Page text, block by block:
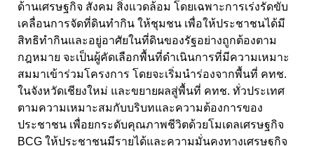
ด้านเศรษฐกิจ สังคม สิ่งแวดล้อม โดยเฉพาะการเร่งรัดขับ
เคลื่อนการจัดที่ดินทำกิน ให้ชุมชน เพื่อให้ประชาชนได้มี
สิทธิทำกินและอยู่อาศัยในที่ดินของรัฐอย่างถูกต้องตาม
กฎหมาย จะเป็นผู้คัดเลือกพื้นที่ดำเนินการที่มีความเหมาะ
สมมาเข้าร่วมโครงการ โดยจะเริ่มนำร่องจากพื้นที่ คทช.
ในจังหวัดเชียงใหม่ และขยายผลสู่พื้นที่ คทช. ทั่วประเทศ
ตามความเหมาะสมกับบริบทและความต้องการของ
ประชาชน เพื่อยกระดับคุณภาพชีวิตด้วยโมเดลเศรษฐกิจ
BCG ให้ประชาชนมีรายได้และความมั่นคงทางเศรษฐกิจ